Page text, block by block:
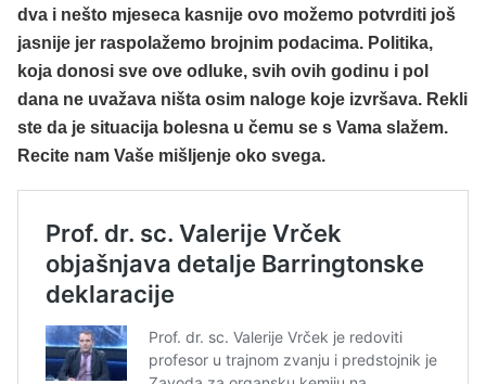
dva i nešto mjeseca kasnije ovo možemo potvrditi još
jasnije jer raspolažemo brojnim podacima. Politika,
koja donosi sve ove odluke, svih ovih godinu i pol
dana ne uvažava ništa osim naloge koje izvršava. Rekli
ste da je situacija bolesna u čemu se s Vama slažem.
Recite nam Vaše mišljenje oko svega.